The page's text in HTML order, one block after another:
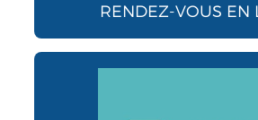
RENDEZ-VOUS EN